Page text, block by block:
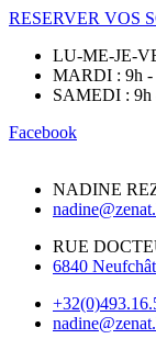
RESERVER VOS
LU-ME-JE-
MARDI : 9h -
SAMEDI : 9h
Facebook
NADINE
RUE
6840